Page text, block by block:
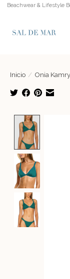
Beachwear & Lifestyle
Inicio / Onia